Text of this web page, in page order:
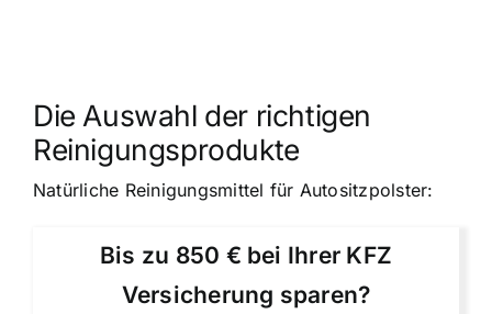
Die Auswahl der richtigen
Reinigungsprodukte
Natürliche Reinigungsmittel für Autositzpolster:
Bis zu 850 € bei Ihrer KFZ
Versicherung sparen?